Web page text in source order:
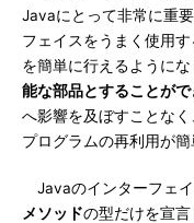
Javaにとって非常に重
フェイスをうまく使用
を簡単に行えるように
能な部品とすることがで
へ影響を及ぼすことなく
プログラムの再利用が簡
Javaのインターフェ
メソッドの型だけを宣